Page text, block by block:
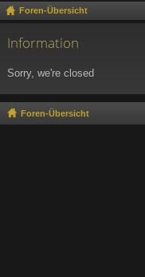
en lie
Foren-Übersicht
Information
Sorry, we're closed
Foren-Übersicht